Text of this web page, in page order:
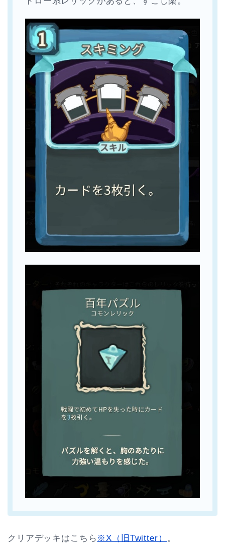
クリアデッキはこちら ※X（旧Twitter） 。